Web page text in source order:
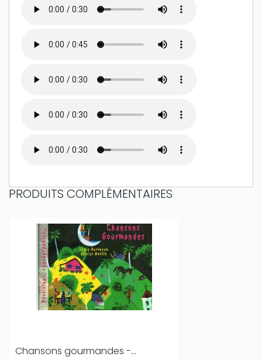
PRODUITS COMPLÉMENTAIRES
Chansons gourmandes -...